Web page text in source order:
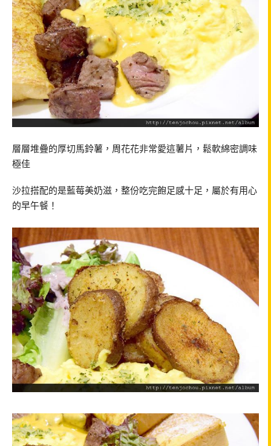
層層堆疊的厚切馬鈴薯，周花花非常愛這薯片，鬆軟綿密調味
極佳
沙拉搭配的是藍莓美奶滋，整份吃完飽足感十足，屬於有用心
的早午餐！